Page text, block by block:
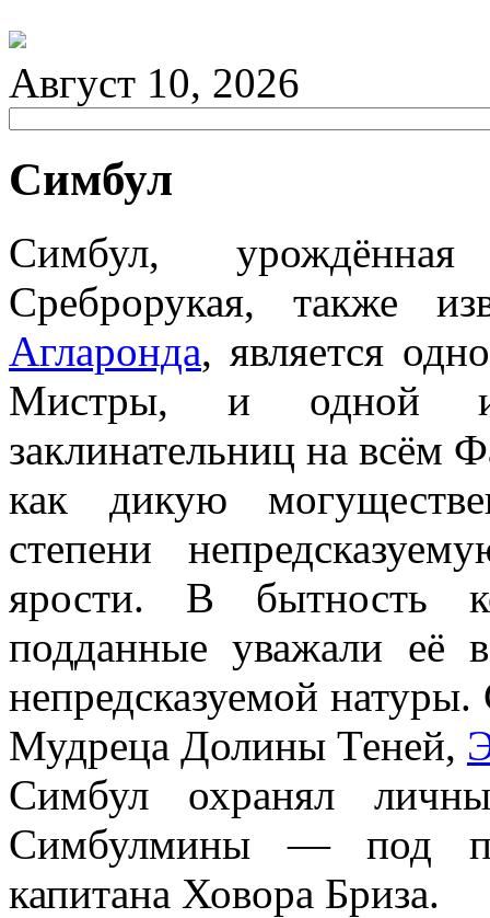
Август 10, 2026
Симбул
Симбул,
Среброрукая, также
Агларонда, является
Мистры, и одной
заклинательниц на всём
как дикую
степени
ярости. В бытность
подданные уважали её
непредсказуемой
Мудреца Долины Теней,
Симбул охранял
Симбулмины — под
капитана Ховора Бриза.